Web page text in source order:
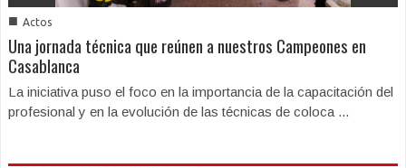
■ Actos
Una jornada técnica que reúnen a nuestros Campeones en
Casablanca
La iniciativa puso el foco en la importancia de la capacitación del
profesional y en la evolución de las técnicas de coloca ...